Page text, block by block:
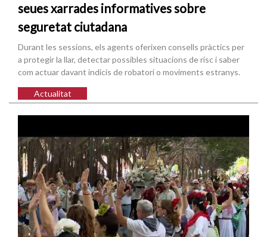
seues xarrades informatives sobre
seguretat ciutadana
Durant les sessions, els agents oferixen consells pràctics per
a protegir la llar, detectar possibles situacions de risc i saber
com actuar davant indicis de robatori o moviments estranys.
Actualitat